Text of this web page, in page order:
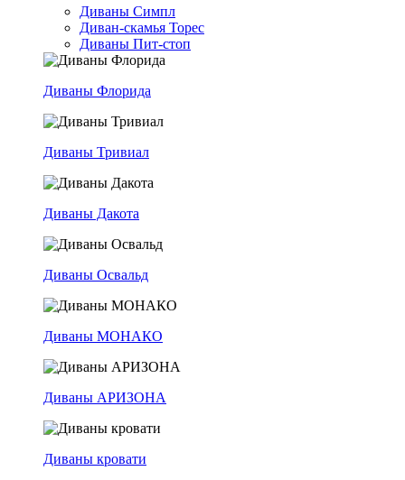
Диваны Симпл
Диван-скамья Торес
Диваны Пит-стоп
Диваны Флорида
Диваны Тривиал
Диваны Дакота
Диваны Освальд
Диваны МОНАКО
Диваны АРИЗОНА
Диваны кровати